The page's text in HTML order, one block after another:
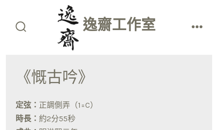
content
逸齋工作室
《慨古吟》
定弦： 正調側弄（1=C）
時長：約2分55秒